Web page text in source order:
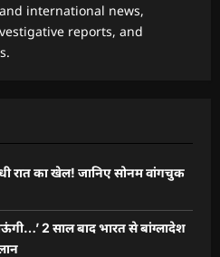
international news,
reports, and
रात का खेल! जानिए सोनम वांगचुक
2 साल बाद भारत से बांग्लादेश